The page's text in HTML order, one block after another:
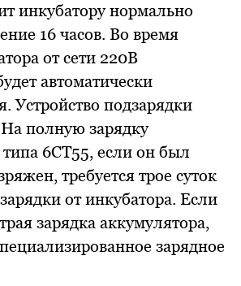
инкубатору нормально
16 часов. Во время
от сети 220В
автоматически
Устройство подзарядки
полную зарядку
6СТ55, если он был
требуется трое суток
от инкубатора. Если
зарядка аккумулятора,
зарядное